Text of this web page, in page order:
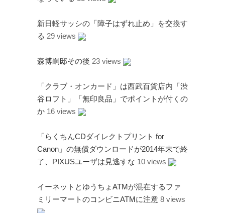
アタゴオル
ギャラリー猫町
（Facebook）
FANDERSON
FANDERSON（Facebook
The Official Gerry
Anderson Website
UFO Series Home Page
新日軽サッシの「障子はずれ止め」を交換す
る 29 views
森博嗣邸その後 23 views
「クラブ・オンカード」は西武百貨店内「渋
谷ロフト」「無印良品」でポイントが付くの
か 16 views
「らくちんCDダイレクトプリント for
Canon」の無償ダウンロードが2014年末で終
了、PIXUSユーザは見逃すな 10 views
イーネットとゆうちょATMが混在するファ
ミリーマートのコンビニATMに注意 8 views